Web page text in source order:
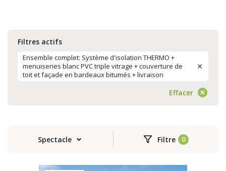
Filtres actifs
Ensemble complet: Système d'isolation THERMO +
menuiseries blanc PVC triple vitrage + couverture de
toit et façade en bardeaux bitumés + livraison
Effacer
Spectacle Filtre